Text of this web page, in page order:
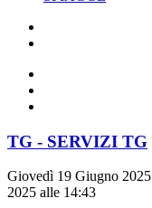
TG - SERVIZI TG
Giovedì 19 Giugno
2025 alle 14:43